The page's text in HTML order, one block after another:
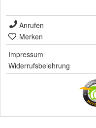
Anrufen
Merken
Impressum
Widerrufsbelehrung